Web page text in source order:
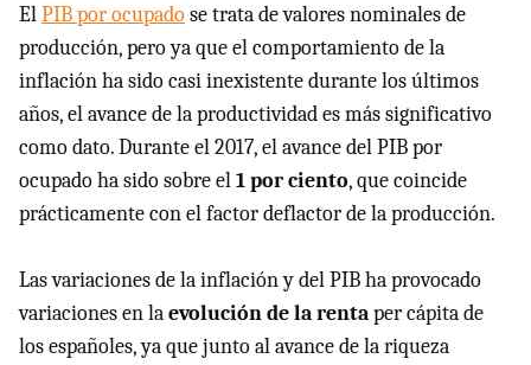
ElPIB por ocupadose trata de valores nominales de
producción, pero ya que el comportamiento de la
inflación ha sido casi inexistente durante los últimos
años, el avance de la productividad es más significativo
como dato. Durante el 2017, el avance del PIB por
ocupado ha sido sobre el1 por ciento, que coincide
prácticamente con el factor deflactor de la producción.
Las variaciones de la inflación y del PIB ha provocado
variaciones en laevolución de la rentaper cápita de
los españoles, ya que junto al avance de la riqueza